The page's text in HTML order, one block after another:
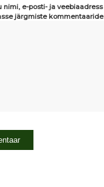
nimi, e-posti- ja
järgmiste